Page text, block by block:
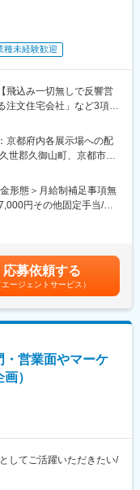
ある形で進む状態を目
できる手段として導入が
制御・安全といったオー
日本市場での事業展開を
におけるAMR（モバイル
ー技術を組み合わせた
複数の技術を組み合わせ
す。営業・サービス・開
プロダクトとビジネスの
の事業成長に貢献してい
種未経験歓迎
飛込み一切無しで反響営
注文住宅会社」など3項目
転居を伴う転勤無し】
み順次1次面接
います。
す※終了時間は面接順に
す。尚、説明会当日参
考＋適性検査）にご参
り判断）、更新上限：
ーではなるべく多くの方
疑応答もお受けいたし
京都府内各展示場への配
世郡久御山町、京都市下
事業所
形態＞月給制補足事項無
円その他固定手当/
万円／35歳（年間12棟
万円／28歳（年間６棟
、選考を通じて上下す
当を含めた表記です。
応募依頼する
エージェントサービス）
・営業面やマーケ
画）
してご活躍いただきたい/